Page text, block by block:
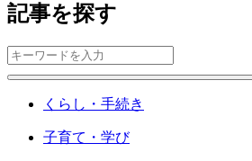
記事を探す
くらし・手続き
子育て・学び